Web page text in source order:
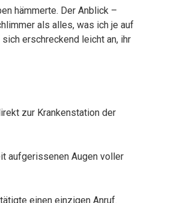
hämmerte. Der Anblick –
als alles, was ich je auf
erschreckend leicht an, ihr
zur Krankenstation der
aufgerissenen Augen voller
einen einzigen Anruf.